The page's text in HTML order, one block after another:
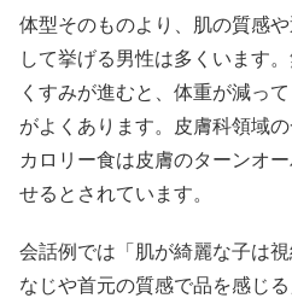
体型そのものより、肌の質感
して挙げる男性は多くいます
くすみが進むと、体重が減っ
がよくあります。皮膚科領域
カロリー食は皮膚のターンオ
せるとされています。
会話例では「肌が綺麗な子は
なじや首元の質感で品を感じ